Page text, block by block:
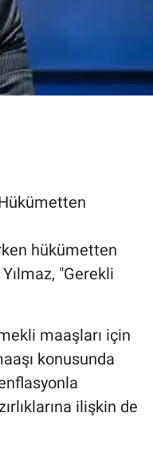
hükümetten
"Gerekli
maaşları için
konusunda
ilişkin de